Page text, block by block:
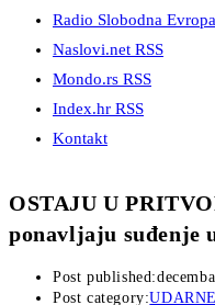
Radio Slobodna
Naslovi.net RSS
Mondo.rs RSS
Index.hr RSS
Kontakt
OSTAJU U
ponavljaju suđenje
Post published:
Post category: